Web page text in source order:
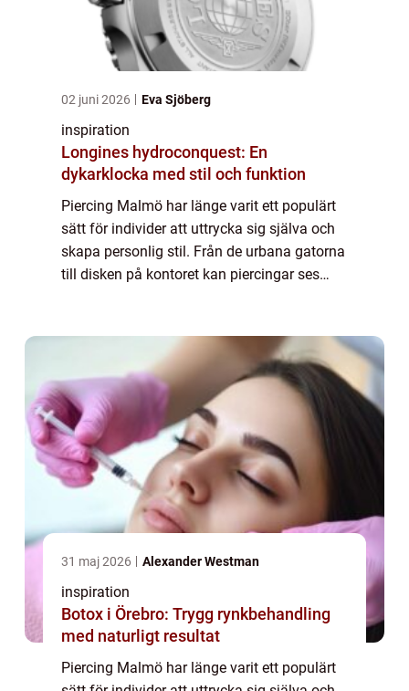
02 juni 2026 Eva Sjöberg
inspiration
Longines hydroconquest: En
dykarklocka med stil och funktion
Piercing Malmö har länge varit ett populärt
sätt för individer att uttrycka sig själva och
skapa personlig stil. Från de urbana gatorna
till disken på kontoret kan piercingar ses
31 maj 2026 Alexander Westman
inspiration
Botox i Örebro: Trygg rynkbehandling
med naturligt resultat
Piercing Malmö har länge varit ett populärt